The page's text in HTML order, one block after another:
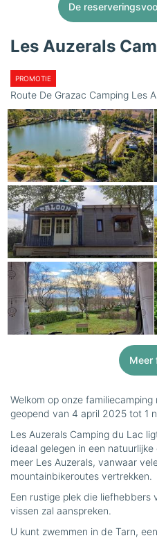
De
Les Auzerals
PROMOTIE
Route De Grazac Camping Les
Meer
Welkom op onze
geopend van 4 april 2025 tot 1
Les Auzerals Camping du Lac
ideaal gelegen in een
meer Les Auzerals, vanwaar
mountainbikeroutes vertrekken.
Een rustige plek die liefhebbers
vissen zal aanspreken.
U kunt zwemmen in de Tarn,